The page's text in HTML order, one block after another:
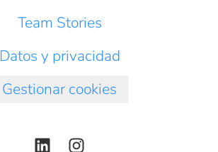
Team Stories
Datos y privacidad
Gestionar cookies